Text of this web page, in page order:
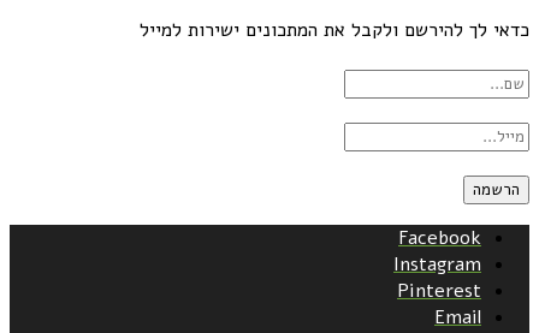
כדאי לך להירשם ולקבל את המתכונים ישירות למייל
Facebook
Instagram
Pinterest
Email